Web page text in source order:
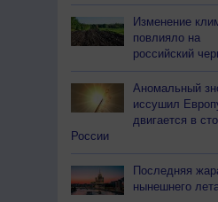
Изменение
повлияло на
российский
Аномальный
иссушил
двигается в
России
Последняя
нынешнего лета